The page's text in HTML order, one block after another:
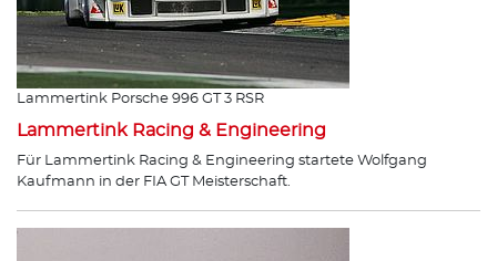
Lammertink Porsche 996 GT 3 RSR
Lammertink Racing & Engineering
Für Lammertink Racing & Engineering startete Wolfgang
Kaufmann in der FIA GT Meisterschaft.